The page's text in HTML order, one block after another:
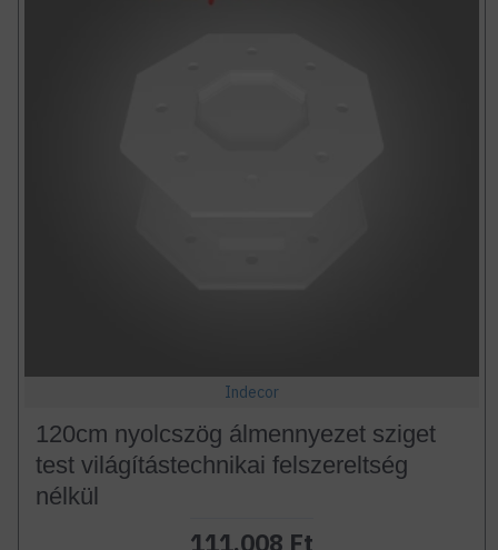
Indecor
120cm nyolcszög álmennyezet sziget
test világítástechnikai felszereltség
nélkül
111.008 Ft